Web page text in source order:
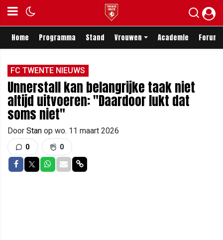
Home Programma Stand Vrouwen Academie Forum
FC TWENTE NIEUWS
Unnerstall kan belangrijke taak niet
altijd uitvoeren: "Daardoor lukt dat
soms niet"
Door Stan op wo. 11 maart 2026
0 0
Delen op Facebook
Delen op Twitter
Delen op Whatsapp
Delen via Mail
Delen via link